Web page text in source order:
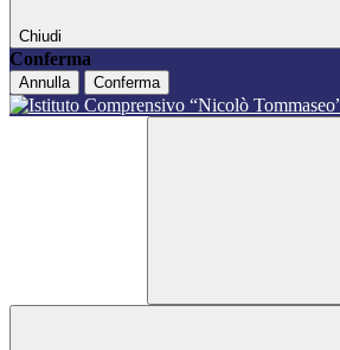
Chiudi
Conferma
Annulla Conferma